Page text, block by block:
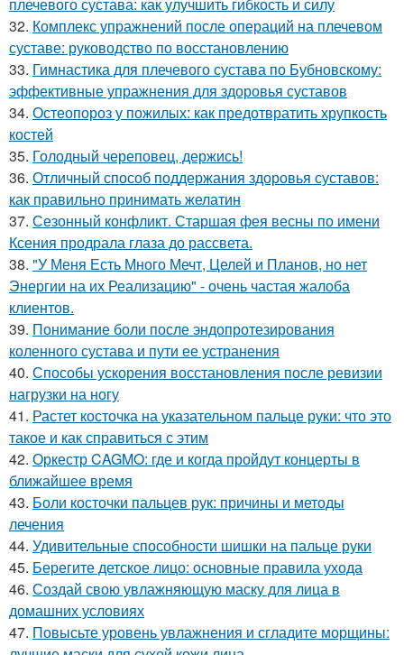
32. Комплекс упражнений после операций на плечевом
суставе: руководство по восстановлению
33. Гимнастика для плечевого сустава по Бубновскому:
эффективные упражнения для здоровья суставов
34. Остеопороз у пожилых: как предотвратить хрупкость
костей
35. Голодный череповец, держись!
36. Отличный способ поддержания здоровья суставов:
как правильно принимать желатин
37. Сезонный конфликт. Старшая фея весны по имени
Ксения продрала глаза до рассвета.
38. "У Меня Есть Много Мечт, Целей и Планов, но нет
Энергии на их Реализацию" - очень частая жалоба
клиентов.
39. Понимание боли после эндопротезирования
коленного сустава и пути ее устранения
40. Способы ускорения восстановления после ревизии
нагрузки на ногу
41. Растет косточка на указательном пальце руки: что это
такое и как справиться с этим
42. Оркестр CAGMO: где и когда пройдут концерты в
ближайшее время
43. Боли косточки пальцев рук: причины и методы
лечения
44. Удивительные способности шишки на пальце руки
45. Берегите детское лицо: основные правила ухода
46. Создай свою увлажняющую маску для лица в
домашних условиях
47. Повысьте уровень увлажнения и сгладите морщины: